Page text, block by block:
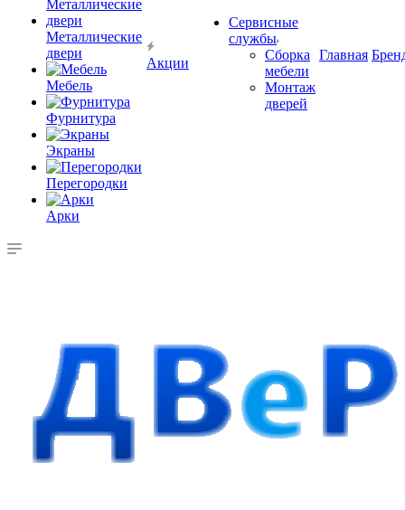
Металлические
двери
Мебель
Фурнитура
Экраны
Перегородки
Арки
Акции
Сервисные
службы
Сборка
мебели
Монтаж
дверей
Главная